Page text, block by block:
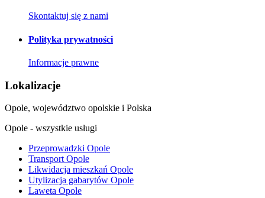
Skontaktuj się z nami
Polityka prywatności
Informacje prawne
Lokalizacje
Opole, województwo opolskie i Polska
Opole - wszystkie usługi
Przeprowadzki Opole
Transport Opole
Likwidacja mieszkań Opole
Utylizacja gabarytów Opole
Laweta Opole